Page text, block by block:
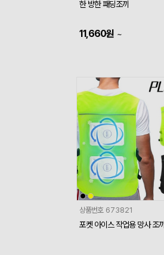
한 방한 패딩조끼
11,660원 ~
상품번호 673821
포켓 아이스 작업용 망사 조끼